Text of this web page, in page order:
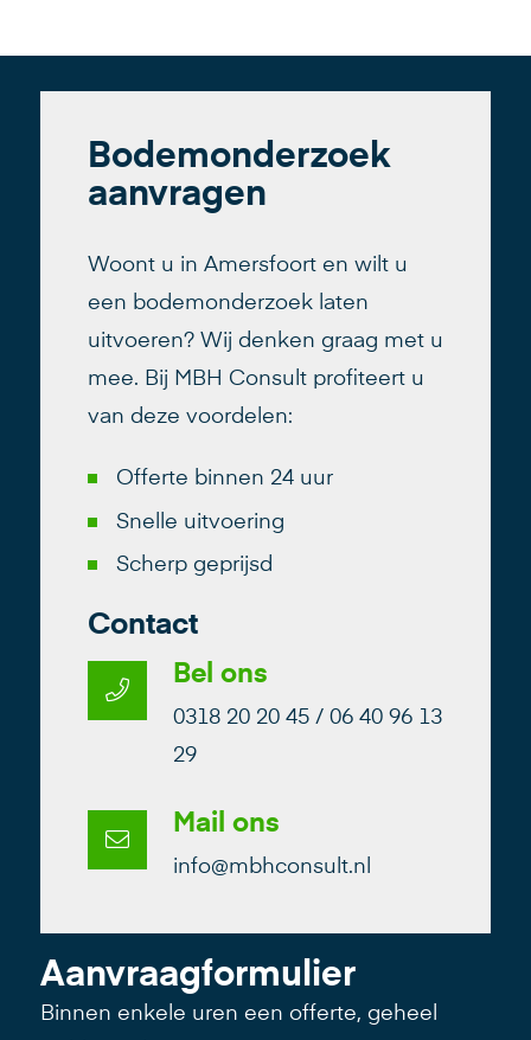
Bodemonderzoek
aanvragen
Woont u in Amersfoort en wilt u
een bodemonderzoek laten
uitvoeren? Wij denken graag met u
mee. Bij MBH Consult profiteert u
van deze voordelen:
Offerte binnen 24 uur
Snelle uitvoering
Scherp geprijsd
Contact
Bel ons
0318 20 20 45 / 06 40 96 13
29
Mail ons
info@mbhconsult.nl
Aanvraagformulier
Binnen enkele uren een offerte, geheel